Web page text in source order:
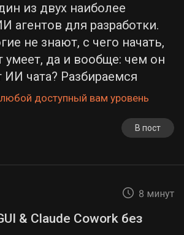
из двух наиболее
агентов для разработки.
не знают, с чего начать,
умеет, да и вообще: чем он
ИИ чата? Разбираемся
доступный вам уровень
В пост
8 минут
& Claude Cowork без